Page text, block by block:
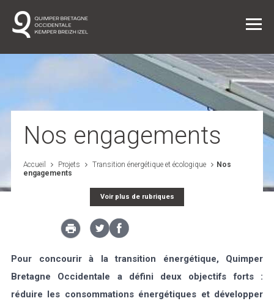
Vie quotidienne
Entreprendre dans l'agglo
L'agglo / L'institution
Projets
Nos engagements
Accueil Projets Transition énergétique et écologique
Nos
engagements
Voir plus de rubriques
Pour concourir à la transition énergétique, Quimper
Bretagne Occidentale a défini deux objectifs forts :
réduire les consommations énergétiques et développer